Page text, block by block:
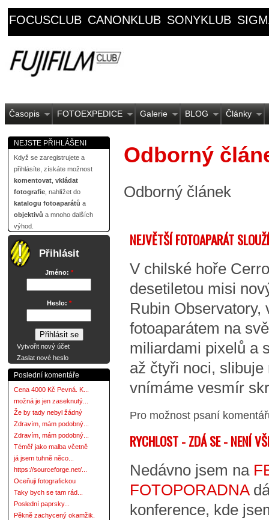
FOCUSCLUB CANONKLUB SONYKLUB
Časopis FOTOEXPEDICE Galerie BLOG Články
NEJSTE PŘIHLÁŠENI
Když se zaregistrujete a
přihlásíte, získáte možnost
komentovat vkládat
fotografie , nahlížet do
katalogu fotoaparátů a
objektivů a mnoho dalších
výhod.
Přihlásit
Jméno: *
Heslo: *
Vytvořit nový účet
Zaslat nové heslo
Poslední komentáře
Cena 4000 Kč Pevná. K...
možná je jen zaseknutý...
Že by tady nebyl žádný
Zdravím, mám podobný...
Zdravím, mám podobný...
Téměř jako malba včetně
já jsem tuhně něco...
https://sourceforge.net/...
Oceňuji fotografickou
Taky bych se tam rád...
Poslední paprsky...
Pěkně zachycený okamžik.
Odborný
Odborný článek
NEJVĚTŠÍ FOTOAPARÁT
V chilské hoře
desetiletou misi
Rubin
fotoaparátem na
miliardami pixelů a
až čtyři noci,
vnímáme vesmír
Pro možnost psaní
RYCHLOST - ZDÁ SE - NENÍ
Nedávno jsem na
FOTOPORADNA
konference, kde